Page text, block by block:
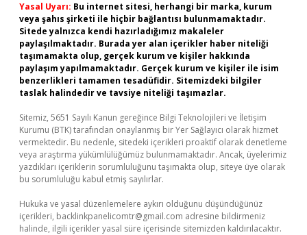
Yasal Uyarı: Bu internet sitesi, herhangi bir marka, kurum
veya şahıs şirketi ile hiçbir bağlantısı bulunmamaktadır.
Sitede yalnızca kendi hazırladığımız makaleler
paylaşılmaktadır. Burada yer alan içerikler haber niteliği
taşımamakta olup, gerçek kurum ve kişiler hakkında
paylaşım yapılmamaktadır. Gerçek kurum ve kişiler ile isim
benzerlikleri tamamen tesadüfidir. Sitemizdeki bilgiler
taslak halindedir ve tavsiye niteliği taşımazlar.
Sitemiz, 5651 Sayılı Kanun gereğince Bilgi Teknolojileri ve İletişim
Kurumu (BTK) tarafından onaylanmış bir Yer Sağlayıcı olarak hizmet
vermektedir. Bu nedenle, sitedeki içerikleri proaktif olarak denetleme
veya araştırma yükümlülüğümüz bulunmamaktadır. Ancak, üyelerimiz
yazdıkları içeriklerin sorumluluğunu taşımakta olup, siteye üye olarak
bu sorumluluğu kabul etmiş sayılırlar.
Hukuka ve yasal düzenlemelere aykırı olduğunu düşündüğünüz
içerikleri, backlinkpanelicomtr@gmail.com adresine bildirmeniz
halinde, ilgili içerikler yasal süre içerisinde sitemizden kaldırılacaktır.